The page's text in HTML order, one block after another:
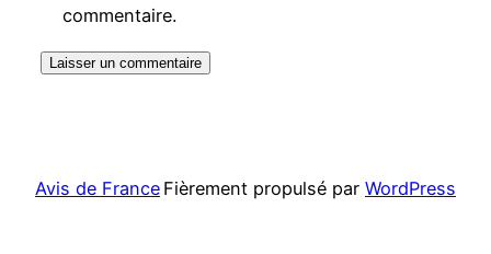
commentaire.
Avis de France Fièrement propulsé par WordPress